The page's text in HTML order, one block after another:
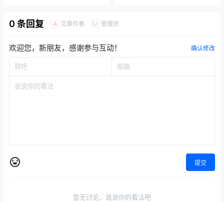
0 条回复 A 文章作者 M 管理员
欢迎您，新朋友，感谢参与互动！ 确认修改
提交
暂无讨论，说说你的看法吧